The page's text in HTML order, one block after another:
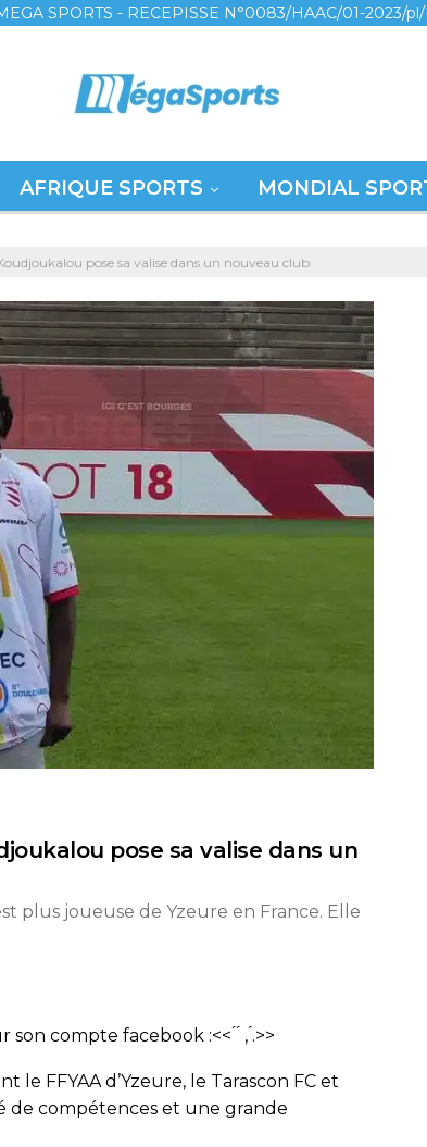
SPORTS - RECEPISSE N°0083/HAAC/01-2023/
AFRIQUE SPORTS MONDIAL
pose sa valise dans un nouveau club
pose sa valise dans un
plus joueuse de Yzeure en France. Elle
compte facebook :<< ́ ́ , ́.>>
FFYAA d’Yzeure, le Tarascon FC et
de compétences et une grande